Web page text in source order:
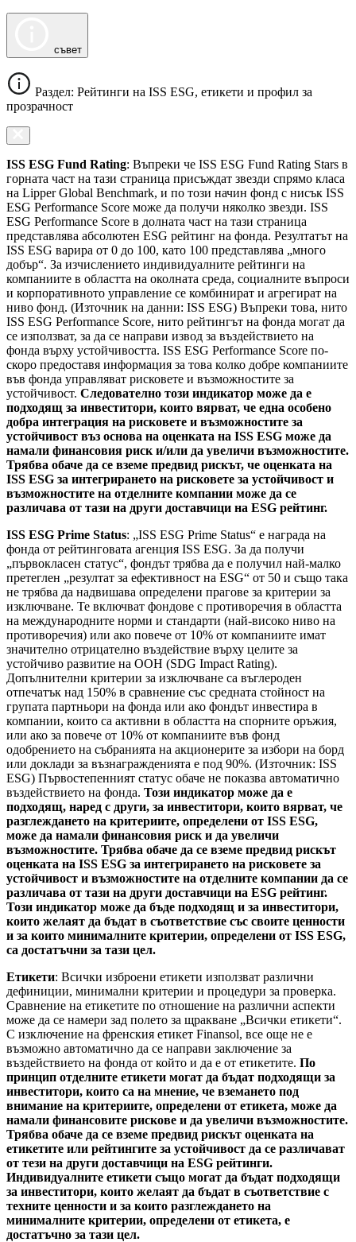
съвет
Раздел: Рейтинги на ISS ESG, етикети и профил за
прозрачност
ISS ESG Fund Rating: Въпреки че ISS ESG Fund Rating Stars в
горната част на тази страница присъждат звезди спрямо класа
на Lipper Global Benchmark, и по този начин фонд с нисък ISS
ESG Performance Score може да получи няколко звезди. ISS
ESG Performance Score в долната част на тази страница
представлява абсолютен ESG рейтинг на фонда. Резултатът на
ISS ESG варира от 0 до 100, като 100 представлява „много
добър“. За изчислението индивидуалните рейтинги на
компаниите в областта на околната среда, социалните въпроси
и корпоративното управление се комбинират и агрегират на
ниво фонд. (Източник на данни: ISS ESG) Въпреки това, нито
ISS ESG Performance Score, нито рейтингът на фонда могат да
се използват, за да се направи извод за въздействието на
фонда върху устойчивостта. ISS ESG Performance Score по-
скоро предоставя информация за това колко добре компаниите
във фонда управляват рисковете и възможностите за
устойчивост. Следователно този индикатор може да е
подходящ за инвеститори, които вярват, че една особено
добра интеграция на рисковете и възможностите за
устойчивост въз основа на оценката на ISS ESG може да
намали финансовия риск и/или да увеличи възможностите.
Трябва обаче да се вземе предвид рискът, че оценката на
ISS ESG за интегрирането на рисковете за устойчивост и
възможностите на отделните компании може да се
различава от тази на други доставчици на ESG рейтинг.
ISS ESG Prime Status: „ISS ESG Prime Status“ е награда на
фонда от рейтинговата агенция ISS ESG. За да получи
„първокласен статус“, фондът трябва да е получил най-малко
претеглен „резултат за ефективност на ESG“ от 50 и също така
не трябва да надвишава определени прагове за критерии за
изключване. Те включват фондове с противоречия в областта
на международните норми и стандарти (най-високо ниво на
противоречия) или ако повече от 10% от компаниите имат
значително отрицателно въздействие върху целите за
устойчиво развитие на ООН (SDG Impact Rating).
Допълнителни критерии за изключване са въглероден
отпечатък над 150% в сравнение със средната стойност на
групата партньори на фонда или ако фондът инвестира в
компании, които са активни в областта на спорните оръжия,
или ако за повече от 10% от компаниите във фонд
одобрението на събранията на акционерите за избори на борд
или доклади за възнагражденията е под 90%. (Източник: ISS
ESG) Първостепенният статус обаче не показва автоматично
въздействието на фонда. Този индикатор може да е
подходящ, наред с други, за инвеститори, които вярват, че
разглеждането на критериите, определени от ISS ESG,
може да намали финансовия риск и да увеличи
възможностите. Трябва обаче да се вземе предвид рискът
оценката на ISS ESG за интегрирането на рисковете за
устойчивост и възможностите на отделните компании да се
различава от тази на други доставчици на ESG рейтинг.
Този индикатор може да бъде подходящ и за инвеститори,
които желаят да бъдат в съответствие със своите ценности
и за които минималните критерии, определени от ISS ESG,
са достатъчни за тази цел.
Етикети: Всички изброени етикети използват различни
дефиниции, минимални критерии и процедури за проверка.
Сравнение на етикетите по отношение на различни аспекти
може да се намери зад полето за щракване „Всички етикети“.
С изключение на френския етикет Finansol, все още не е
възможно автоматично да се направи заключение за
въздействието на фонда от който и да е от етикетите. По
принцип отделните етикети могат да бъдат подходящи за
инвеститори, които са на мнение, че вземането под
внимание на критериите, определени от етикета, може да
намали финансовите рискове и да увеличи възможностите.
Трябва обаче да се вземе предвид рискът оценката на
етикетите или рейтингите за устойчивост да се различават
от тези на други доставчици на ESG рейтинги.
Индивидуалните етикети също могат да бъдат подходящи
за инвеститори, които желаят да бъдат в съответствие с
техните ценности и за които разглеждането на
минималните критерии, определени от етикета, е
достатъчно за тази цел.